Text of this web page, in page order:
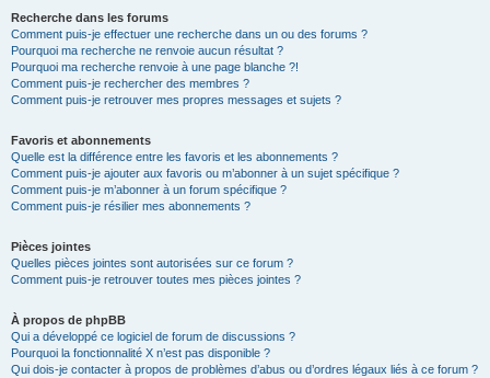
Recherche dans les forums
Comment puis-je effectuer une recherche dans un ou des forums ?
Pourquoi ma recherche ne renvoie aucun résultat ?
Pourquoi ma recherche renvoie à une page blanche ?!
Comment puis-je rechercher des membres ?
Comment puis-je retrouver mes propres messages et sujets ?
Favoris et abonnements
Quelle est la différence entre les favoris et les abonnements ?
Comment puis-je ajouter aux favoris ou m’abonner à un sujet spécifique ?
Comment puis-je m’abonner à un forum spécifique ?
Comment puis-je résilier mes abonnements ?
Pièces jointes
Quelles pièces jointes sont autorisées sur ce forum ?
Comment puis-je retrouver toutes mes pièces jointes ?
À propos de phpBB
Qui a développé ce logiciel de forum de discussions ?
Pourquoi la fonctionnalité X n’est pas disponible ?
Qui dois-je contacter à propos de problèmes d’abus ou d’ordres légaux liés à ce forum ?